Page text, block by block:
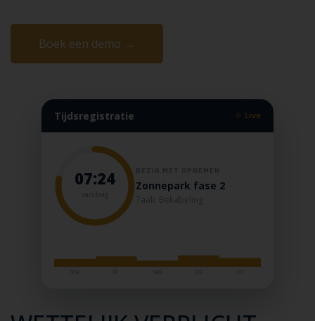
Boek een demo →
Tijdsregistratie Live
07:24 Zonnepark fase 2